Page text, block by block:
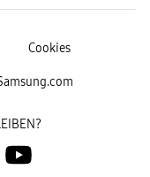
Cookies